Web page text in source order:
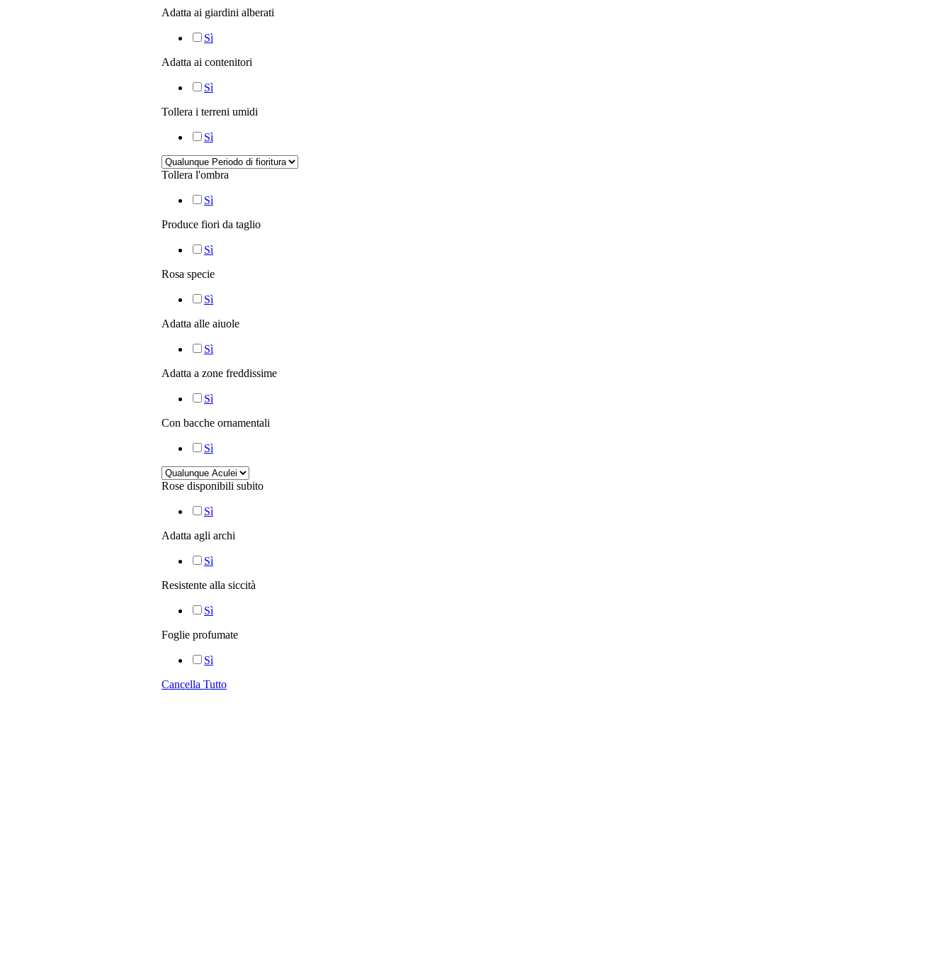
Adatta ai giardini alberati
Sì
Adatta ai contenitori
Sì
Tollera i terreni umidi
Sì
Tollera l'ombra
Sì
Produce fiori da taglio
Sì
Rosa specie
Sì
Adatta alle aiuole
Sì
Adatta a zone freddissime
Sì
Con bacche ornamentali
Sì
Rose disponibili subito
Sì
Adatta agli archi
Sì
Resistente alla siccità
Sì
Foglie profumate
Sì
Cancella Tutto